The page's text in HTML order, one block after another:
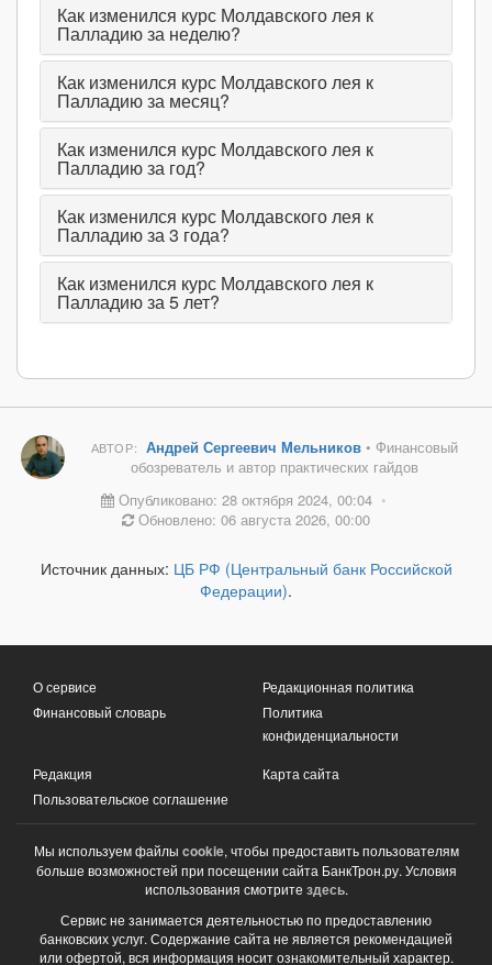
Как изменился курс Молдавского лея к
Палладию за неделю?
Как изменился курс Молдавского лея к
Палладию за месяц?
Как изменился курс Молдавского лея к
Палладию за год?
Как изменился курс Молдавского лея к
Палладию за 3 года?
Как изменился курс Молдавского лея к
Палладию за 5 лет?
АВТОР: Андрей Сергеевич Мельников• Финансовый
обозреватель и автор практических гайдов
Опубликовано: 28 октября 2024, 00:04 •
Обновлено: 06 августа 2026, 00:00
Источник данных: ЦБ РФ (Центральный банк Российской
Федерации).
О сервисе
Финансовый словарь
Редакционная политика
Политика
конфиденциальности
Редакция
Пользовательское соглашение
Карта сайта
Мы используем файлы cookie, чтобы предоставить пользователям
больше возможностей при посещении сайта БанкТрон.ру. Условия
использования смотрите здесь.
Сервис не занимается деятельностью по предоставлению
банковских услуг. Содержание сайта не является рекомендацией
или офертой, вся информация носит ознакомительный характер.